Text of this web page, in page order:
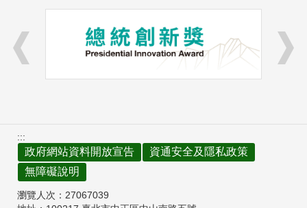
:::
政府網站資料開放宣告
資通安全及隱私政策
無障礙說明
瀏覽人次： 27067039